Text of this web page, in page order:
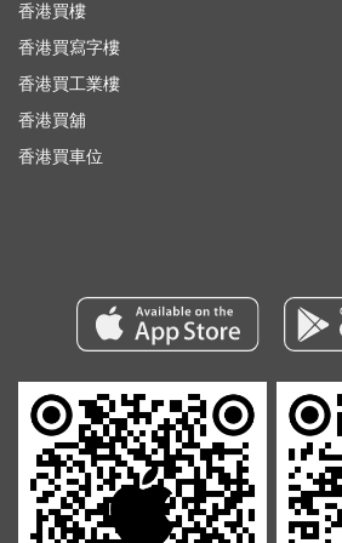
香港買樓
香港買寫字樓
香港買工業樓
香港買舖
香港買車位